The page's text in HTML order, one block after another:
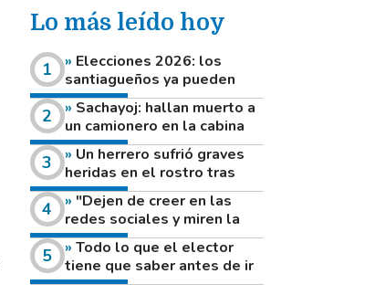
Lo más leído hoy
Elecciones 2026: los
santiagueños ya pueden
consultar dónde votan este
domingo
Sachayoj: hallan muerto a
un camionero en la cabina
de su vehículo a la vera de
un camino rural
Un herrero sufrió graves
heridas en el rostro tras
reventar el disco de una
amoladora
"Dejen de creer en las
redes sociales y miren la
heladera de sus casas": el
fuerte mensaje de una joven
que votó por primera vez
Todo lo que el elector
tiene que saber antes de ir
a votar este domingo